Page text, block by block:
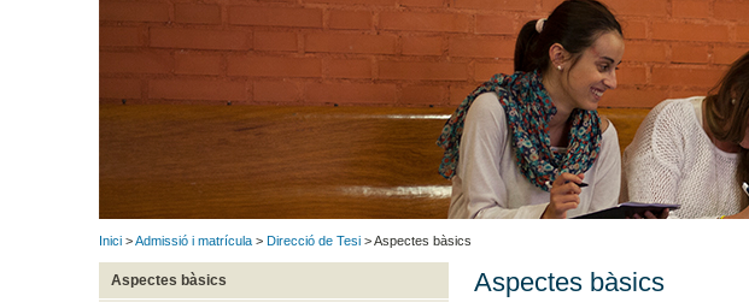
Inici >Admissió i matrícula > Direcció de Tesi > Aspectes bàsics
Aspectes bàsics Aspectes bàsics